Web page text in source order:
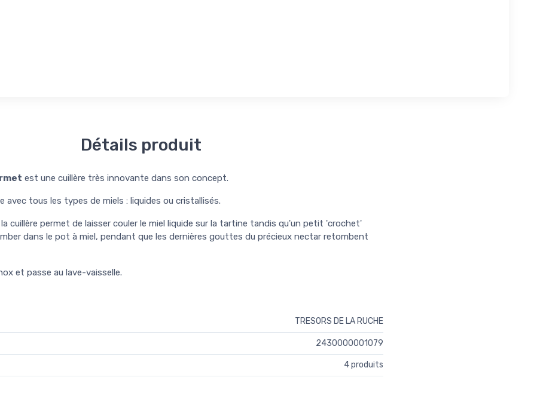
Détails produit
est une cuillère très innovante dans son concept.
avec tous les types de miels : liquides ou cristallisés.
cuillère permet de laisser couler le miel liquide sur la tartine tandis qu'un petit 'crochet'
dans le pot à miel, pendant que les dernières gouttes du précieux nectar retombent
et passe au lave-vaisselle.
TRESORS DE LA RUCHE
2430000001079
4 produits